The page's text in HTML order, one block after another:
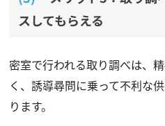
スしてもらえる
密室で行われる取り調べは、
く、誘導尋問に乗って不利な
ります。